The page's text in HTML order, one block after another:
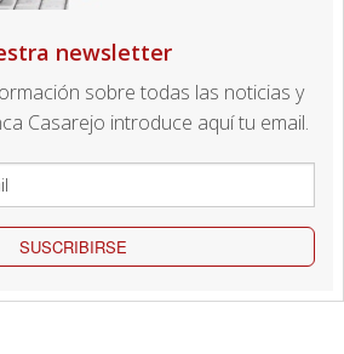
newsletter
sobre todas las noticias y
Casarejo introduce aquí tu email.
SUSCRIBIRSE